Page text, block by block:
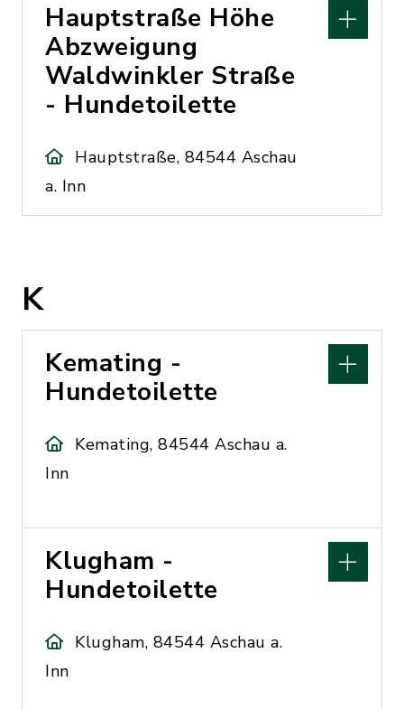
Hauptstraße Höhe
Abzweigung
Waldwinkler Straße
- Hundetoilette
Hauptstraße, 84544 Aschau
a. Inn
K
Kemating -
Hundetoilette
Kemating, 84544 Aschau a.
Inn
Klugham -
Hundetoilette
Klugham, 84544 Aschau a.
Inn